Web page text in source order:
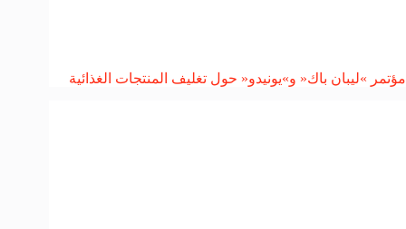
مؤتمر »ليبان باك« و»يونيدو« حول تغليف المنتجات الغذائية